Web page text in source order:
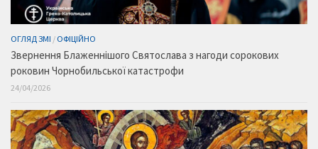
ОГЛЯД ЗМІ / ОФІЦІЙНО
Звернення Блаженнішого Святослава з нагоди сорокових
роковин Чорнобильської катастрофи
24/04/2026